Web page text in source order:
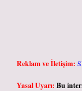
Reklam ve İletişim:
Yasal Uyarı: Bu